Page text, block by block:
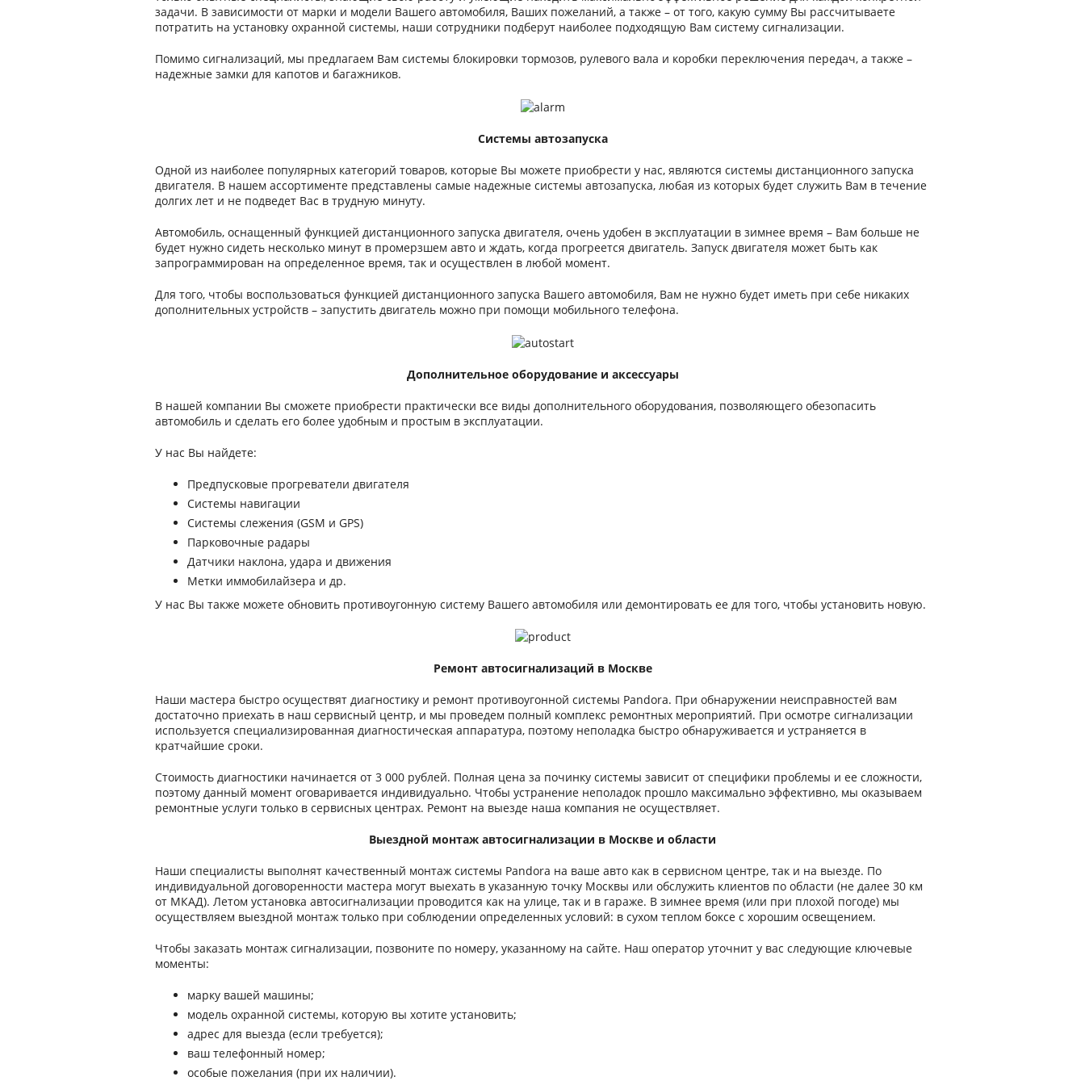
задачи. В зависимости от марки и модели Вашего автомобиля, Ваших пожеланий, а также – от того, какую сумму Вы рассчитываете
потратить на установку охранной системы, наши сотрудники подберут наиболее подходящую Вам систему сигнализации.
Помимо сигнализаций, мы предлагаем Вам системы блокировки тормозов, рулевого вала и коробки переключения передач, а также –
надежные замки для капотов и багажников.
Системы автозапуска
Одной из наиболее популярных категорий товаров, которые Вы можете приобрести у нас, являются системы дистанционного запуска
двигателя. В нашем ассортименте представлены самые надежные системы автозапуска, любая из которых будет служить Вам в течение
долгих лет и не подведет Вас в трудную минуту.
Автомобиль, оснащенный функцией дистанционного запуска двигателя, очень удобен в эксплуатации в зимнее время – Вам больше не
будет нужно сидеть несколько минут в промерзшем авто и ждать, когда прогреется двигатель. Запуск двигателя может быть как
запрограммирован на определенное время, так и осуществлен в любой момент.
Для того, чтобы воспользоваться функцией дистанционного запуска Вашего автомобиля, Вам не нужно будет иметь при себе никаких
дополнительных устройств – запустить двигатель можно при помощи мобильного телефона.
Дополнительное оборудование и аксессуары
В нашей компании Вы сможете приобрести практически все виды дополнительного оборудования, позволяющего обезопасить
автомобиль и сделать его более удобным и простым в эксплуатации.
У нас Вы найдете:
Предпусковые прогреватели двигателя
Системы навигации
Системы слежения (GSM и GPS)
Парковочные радары
Датчики наклона, удара и движения
Метки иммобилайзера и др.
У нас Вы также можете обновить противоугонную систему Вашего автомобиля или демонтировать ее для того, чтобы установить новую.
Ремонт автосигнализаций в Москве
Наши мастера быстро осуществят диагностику и ремонт противоугонной системы Pandora. При обнаружении неисправностей вам
достаточно приехать в наш сервисный центр, и мы проведем полный комплекс ремонтных мероприятий. При осмотре сигнализации
используется специализированная диагностическая аппаратура, поэтому неполадка быстро обнаруживается и устраняется в
кратчайшие сроки.
Стоимость диагностики начинается от 3 000 рублей. Полная цена за починку системы зависит от специфики проблемы и ее сложности,
поэтому данный момент оговаривается индивидуально. Чтобы устранение неполадок прошло максимально эффективно, мы оказываем
ремонтные услуги только в сервисных центрах. Ремонт на выезде наша компания не осуществляет.
Выездной монтаж автосигнализации в Москве и области
Наши специалисты выполнят качественный монтаж системы Pandora на ваше авто как в сервисном центре, так и на выезде. По
индивидуальной договоренности мастера могут выехать в указанную точку Москвы или обслужить клиентов по области (не далее 30 км
от МКАД). Летом установка автосигнализации проводится как на улице, так и в гараже. В зимнее время (или при плохой погоде) мы
осуществляем выездной монтаж только при соблюдении определенных условий: в сухом теплом боксе с хорошим освещением.
Чтобы заказать монтаж сигнализации, позвоните по номеру, указанному на сайте. Наш оператор уточнит у вас следующие ключевые
моменты:
марку вашей машины;
модель охранной системы, которую вы хотите установить;
адрес для выезда (если требуется);
ваш телефонный номер;
особые пожелания (при их наличии).